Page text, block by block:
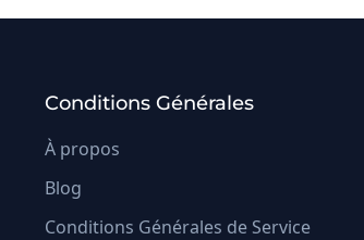
Conditions Générales
À propos
Blog
Conditions Générales de Service